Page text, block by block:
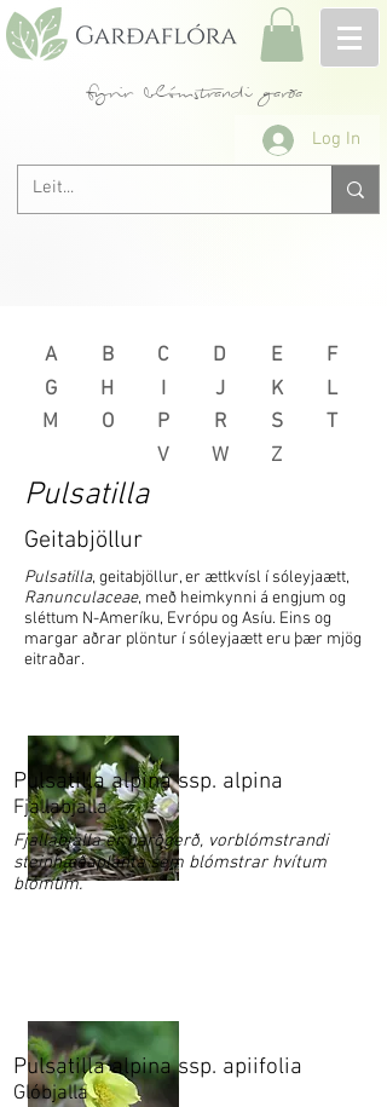
fyrir blómstrandi garða
Log In
A B C D E
F
G
M
H
I
O
P
J
R
K
L
S
T
V
W Z
Pulsatilla
Geitabjöllur
Pulsatilla, geitabjöllur, er ættkvísl í sóleyjaætt,
Ranunculaceae, með heimkynni á engjum og
sléttum N-Ameríku, Evrópu og Asíu. Eins og
margar aðrar plöntur í sóleyjaætt eru þær mjög
eitraðar.
Fjallabjalla
Pulsatilla alpina ssp. alpina
Fjallabjalla er harðgerð, vorblómstrandi
steinhæðaplanta sem blómstrar hvítum
blómum.
Glóbjalla
Pulsatilla alpina ssp. apiifolia